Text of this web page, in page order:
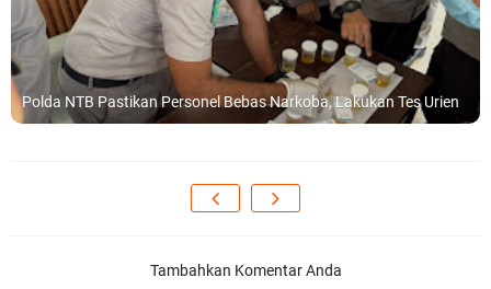
Polda NTB Pastikan Personel Bebas Narkoba, Lakukan Tes Urien
Tambahkan Komentar Anda